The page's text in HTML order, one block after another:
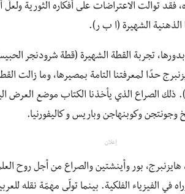
فقد توالت الاعتراضات على أفكاره الثورية
الشهيرة (ا ب ر).
تجربة القطة الشهيرة (قطة شرودنجر
حدًا لمعرفتنا التامة بمصيرها، وما زالت
الصراع الذي يأخذنا الكتاب موضع العرض
وكوبنهاجن وباريس و كاليفورنيا.
إعلان
هايزنبرج، بور وأينشتين والصراع من أجل روح
في الفيزياء الفلكية. بينما تولّى مهمّة نقله